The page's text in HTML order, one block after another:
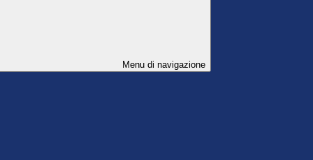
Menu di navigazione